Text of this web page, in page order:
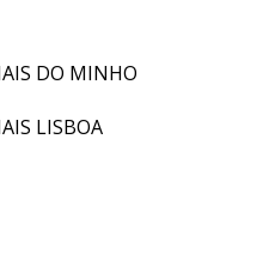
DO MINHO
LISBOA